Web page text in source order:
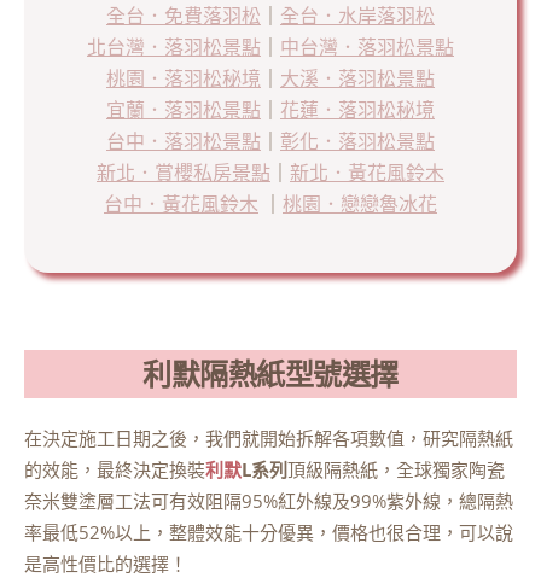
全台．免費落羽松
全台．水岸落羽松
北台灣．落羽松景點
中台灣．落羽松景點
桃園．落羽松秘境
大溪．落羽松景點
宜蘭．落羽松景點
花蓮．落羽松秘境
台中．落羽松景點
彰化．落羽松景點
新北．賞櫻私房景點
新北．黃花風鈴木
台中．黃花風鈴木
桃園．戀戀魯冰花
利默隔熱紙型號選擇
在決定施工日期之後，我們就開始拆解各項數值，研究隔熱紙
的效能，最終決定換裝利默L系列頂級隔熱紙，全球獨家陶瓷
奈米雙塗層工法可有效阻隔95%紅外線及99%紫外線，總隔熱
率最低52%以上，整體效能十分優異，價格也很合理，可以說
是高性價比的選擇！